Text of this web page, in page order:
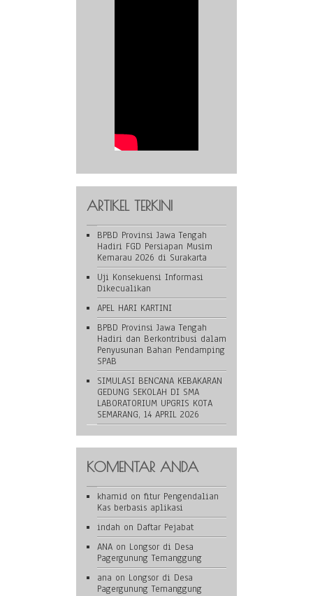
ARTIKEL TERKINI
BPBD Provinsi Jawa Tengah
Hadiri FGD Persiapan Musim
Kemarau 2026 di Surakarta
Uji Konsekuensi Informasi
Dikecualikan
APEL HARI KARTINI
BPBD Provinsi Jawa Tengah
Hadiri dan Berkontribusi dalam
Penyusunan Bahan Pendamping
SPAB
SIMULASI BENCANA KEBAKARAN
GEDUNG SEKOLAH DI SMA
LABORATORIUM UPGRIS KOTA
SEMARANG, 14 APRIL 2026
KOMENTAR ANDA
khamid on fitur Pengendalian
Kas berbasis aplikasi
indah on Daftar Pejabat
ANA on Longsor di Desa
Pagergunung Temanggung
ana on Longsor di Desa
Pagergunung Temanggung